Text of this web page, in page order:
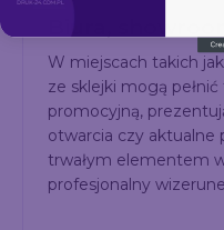
W miejscach takich
ze sklejki mogą
promocyjną,
otwarcia czy aktualne
trwałym elementem
profesjonalny